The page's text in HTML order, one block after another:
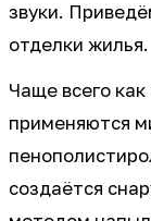
звуки.
отделки жилья.
Чаще всего
применяются
создаётся